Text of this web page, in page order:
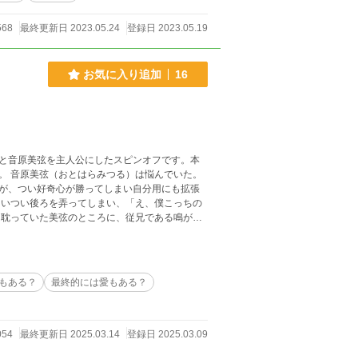
最終更新日 2023.05.24 登録日 2023.05.19
お気に入り追加 16
原美弦を主人公にしたスピンオフです。本
原美弦（おとはらみつる）は悩んでいた。
、つい好奇心が勝ってしまい自分用にも拡張
つい後ろを弄ってしまい、「え、僕こっちの
っていた美弦のところに、従兄である鳴がや
ある？
最終的には愛もある？
最終更新日 2025.03.14 登録日 2025.03.09